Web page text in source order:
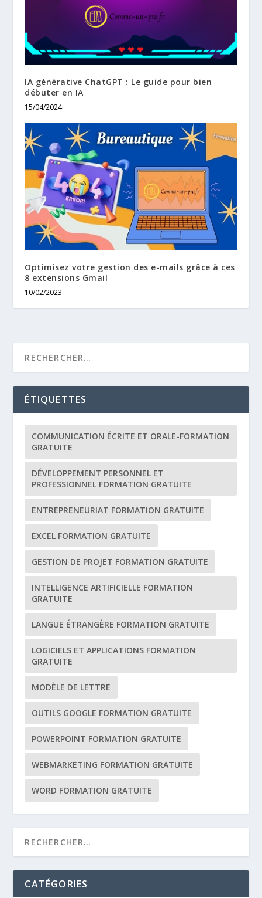
IA générative ChatGPT : Le guide pour bien
débuter en IA
15/04/2024
Optimisez votre gestion des e-mails grâce à ces
8 extensions Gmail
10/02/2023
ÉTIQUETTES
COMMUNICATION ÉCRITE ET ORALE-FORMATION
GRATUITE
DÉVELOPPEMENT PERSONNEL ET
PROFESSIONNEL FORMATION GRATUITE
ENTREPRENEURIAT FORMATION GRATUITE
EXCEL FORMATION GRATUITE
GESTION DE PROJET FORMATION GRATUITE
INTELLIGENCE ARTIFICIELLE FORMATION
GRATUITE
LANGUE ÉTRANGÈRE FORMATION GRATUITE
LOGICIELS ET APPLICATIONS FORMATION
GRATUITE
MODÈLE DE LETTRE
OUTILS GOOGLE FORMATION GRATUITE
POWERPOINT FORMATION GRATUITE
WEBMARKETING FORMATION GRATUITE
WORD FORMATION GRATUITE
CATÉGORIES